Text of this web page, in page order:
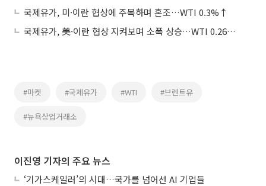
국제유가, 미·이란 협상에 주목하며 혼조…WTI 0.3%↑
국제유가, 美·이란 협상 지켜보며 소폭 상승…WTI 0.26%↑
#마켓 #국제유가 #WTI #브렌트유
#뉴욕상업거래소
이진영 기자의 주요 뉴스
‘기가스케일러’의 시대…국가를 넘어선 AI 기업들